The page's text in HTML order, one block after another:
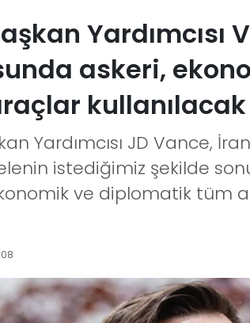
Yardımcısı
askeri,
kullanılacak
Yardımcısı JD Vance,
istediğimiz şekilde
ve diplomatik tüm